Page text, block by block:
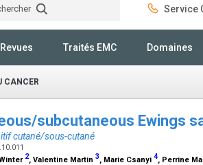
Service
Revues Traités EMC Domaines
CANCER
subcutaneous Ewings
cutané/sous-cutané
2, Valentine Martin 3, Marie Csanyi 4, Perrine